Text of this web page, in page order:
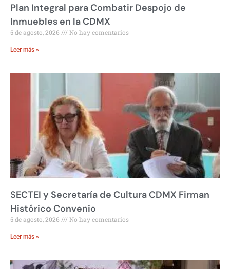
Plan Integral para Combatir Despojo de
Inmuebles en la CDMX
5 de agosto, 2026 No hay comentarios
Leer más »
SECTEI y Secretaría de Cultura CDMX Firman
Histórico Convenio
5 de agosto, 2026 No hay comentarios
Leer más »